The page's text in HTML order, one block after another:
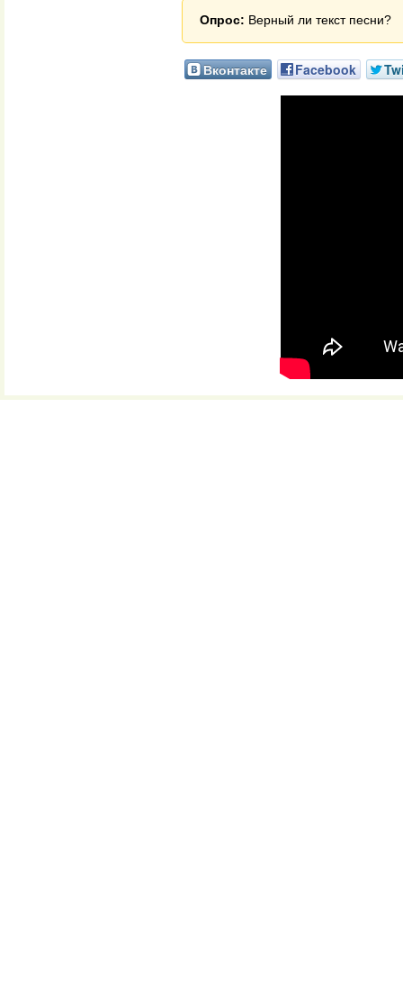
Опрос: Верный ли текст песни?
Вконтакте Facebook